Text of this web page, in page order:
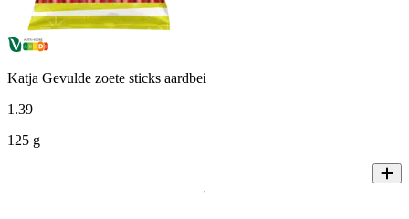
Katja Gevulde zoete sticks aardbei
1 .39
125 g